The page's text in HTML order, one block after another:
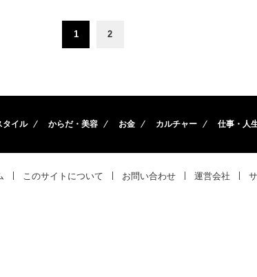
1 2
タイル からだ・美容 お金 カルチャー 仕事・人
このサイトについて お問い合わせ 運営会社